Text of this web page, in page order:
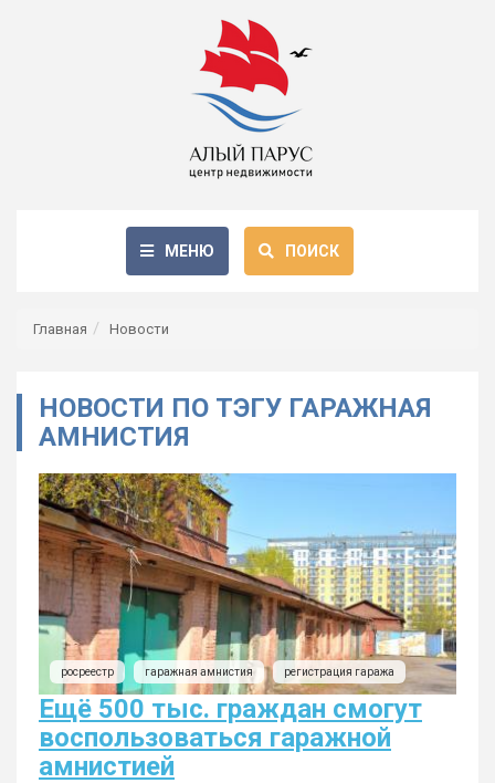
МЕНЮ ПОИСК
Главная Новости
НОВОСТИ ПО ТЭГУ ГАРАЖНАЯ
АМНИСТИЯ
росреестр гаражная амнистия регистрация гаража
Ещё 500 тыс. граждан смогут
воспользоваться гаражной
амнистией